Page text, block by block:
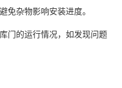
免杂物影响安装进度。
门的运行情况，如发现问题